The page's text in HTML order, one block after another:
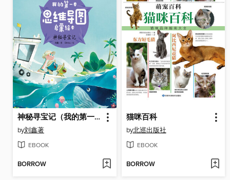
神秘寻宝记（我的第一本思维导图启蒙绘本）
by刘鑫著
EBOOK
BORROW
猫咪百科
by北巡出版社
EBOOK
BORROW